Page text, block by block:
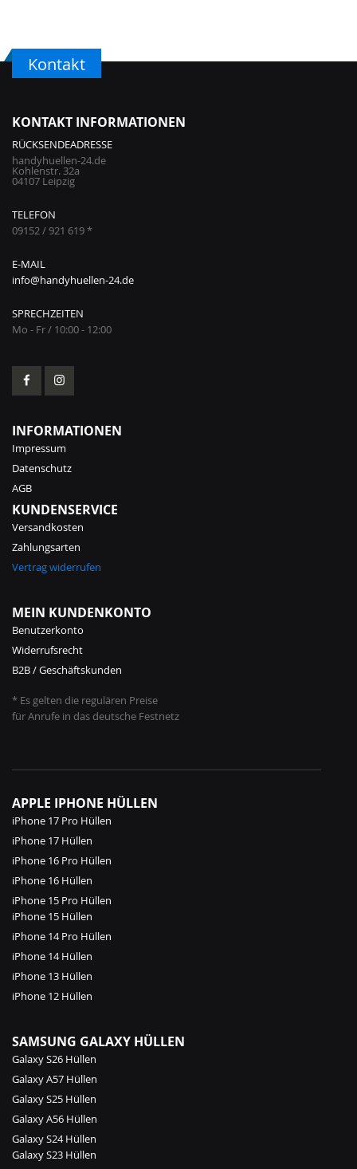
Kontakt
KONTAKT INFORMATIONEN
RÜCKSENDEADRESSE
handyhuellen-24.de
Kohlenstr. 32a
04107 Leipzig
TELEFON
09152 / 921 619 *
E-MAIL
info@handyhuellen-24.de
SPRECHZEITEN
Mo - Fr / 10:00 - 12:00
INFORMATIONEN
Impressum
Datenschutz
AGB
KUNDENSERVICE
Versandkosten
Zahlungsarten
Vertrag widerrufen
MEIN KUNDENKONTO
Benutzerkonto
Widerrufsrecht
B2B / Geschäftskunden
* Es gelten die regulären Preise
für Anrufe in das deutsche Festnetz
APPLE IPHONE HÜLLEN
iPhone 17 Pro Hüllen
iPhone 17 Hüllen
iPhone 16 Pro Hüllen
iPhone 16 Hüllen
iPhone 15 Pro Hüllen
iPhone 15 Hüllen
iPhone 14 Pro Hüllen
iPhone 14 Hüllen
iPhone 13 Hüllen
iPhone 12 Hüllen
SAMSUNG GALAXY HÜLLEN
Galaxy S26 Hüllen
Galaxy A57 Hüllen
Galaxy S25 Hüllen
Galaxy A56 Hüllen
Galaxy S24 Hüllen
Galaxy S23 Hüllen